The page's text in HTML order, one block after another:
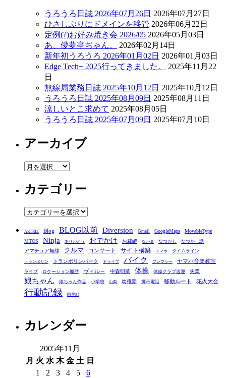
うろうろ日誌 2026年07月26日 2026年07月27日
ひさしぶりにドメインを移管 2026年06月22日
定例(?)お好み焼き会 2026/05 2026年05月03日
あ、儚夢亭ぢゃん。
2026年02月14日
新年初うろうろ 2026年01月02日 2026年01月03日
Edge Tech+ 2025行ってきました。
2025年11月22
日
無線局業務日誌 2025年10月12日 2025年10月12日
うろうろ日誌 2025年08月09日 2025年08月11日
涼しいとこ求めて 2025年08月05日
うろうろ日誌 2025年07月09日 2025年07月10日
アーカイブ
ア
カ
イ
ブ
カテゴリー
カ
ゴ
リ
ー
ARTRIZ Blog BLOG以前 Diversion Gmail GoogleMaps
MovableType
MTOS
Ninja ありがとう おでかけ お裁縫 なかま なつかし なつかし話
アマチュア無線 クルマ コンサート サイト構築 スマホ タイムライン
トランポリン トランポリンパーク ドライブ バイク プレマシー ヤマハ音楽教室
ライブ ロケーション履歴 ヴィル～ 中森明菜 体操 体操クラブ送迎 失業
娘ちゃん 娘ちゃん作品 小学校 山梨 幼稚園 携帯電話 移動ルート 花火大会
行動記録 阿里耶
カレンダー
2005年11月
月 火 水 木 金 土 日
1
2 3 4 5
6